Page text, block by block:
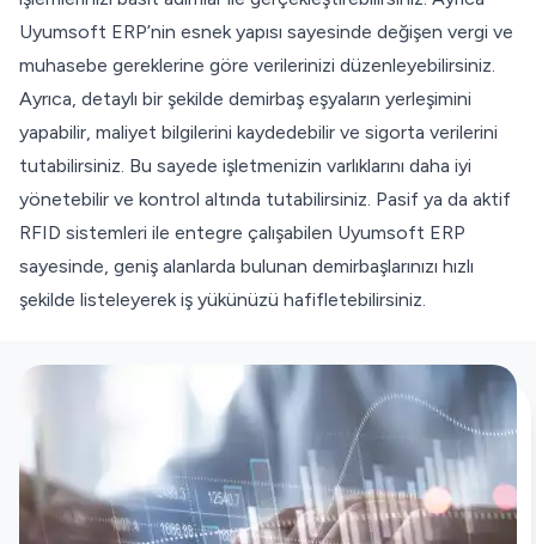
Uyumsoft ERP’nin esnek yapısı sayesinde değişen vergi ve
muhasebe gereklerine göre verilerinizi düzenleyebilirsiniz.
Ayrıca, detaylı bir şekilde demirbaş eşyaların yerleşimini
yapabilir, maliyet bilgilerini kaydedebilir ve sigorta verilerini
tutabilirsiniz. Bu sayede işletmenizin varlıklarını daha iyi
yönetebilir ve kontrol altında tutabilirsiniz. Pasif ya da aktif
RFID sistemleri ile entegre çalışabilen Uyumsoft ERP
sayesinde, geniş alanlarda bulunan demirbaşlarınızı hızlı
şekilde listeleyerek iş yükünüzü hafifletebilirsiniz.